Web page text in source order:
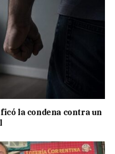
la condena contra un